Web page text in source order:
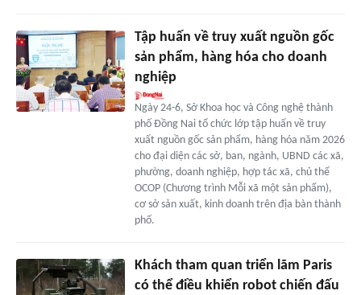
Tập huấn về truy xuất nguồn gốc
sản phẩm, hàng hóa cho doanh
nghiệp
Ngày 24-6, Sở Khoa học và Công nghệ thành
phố Đồng Nai tổ chức lớp tập huấn về truy
xuất nguồn gốc sản phẩm, hàng hóa năm 2026
cho đại diện các sở, ban, ngành, UBND các xã,
phường, doanh nghiệp, hợp tác xã, chủ thể
OCOP (Chương trình Mỗi xã một sản phẩm),
cơ sở sản xuất, kinh doanh trên địa bàn thành
phố.
Khách tham quan triển lãm Paris
có thể điều khiển robot chiến đấu